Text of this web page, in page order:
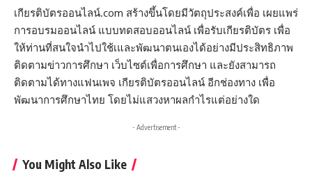
เกียรติบัตรออนไลน์.com สร้างขึ้นโดยมีวัตถุประสงค์เพื่อ เผยแพร่
การอบรมออนไลน์ แบบทดสอบออนไลน์ เพื่อรับเกียรติบัตร เพื่อ
ให้ท่านที่สนใจนำไปใช้เและพัฒนาตนเองได้อย่างมีประสิทธิภาพ
ติดตามข่าวการศึกษา เว็บไซต์เพื่อการศึกษา และยังสามารถ
ติดตามได้ทางแฟนเพจ เกียรติบัตรออนไลน์ อีกช่องทาง เพื่อ
พัฒนาการศึกษาไทย โดยไม่แสวงหาผลกำไรแต่อย่างใด
- Advertisement -
You Might Also Like